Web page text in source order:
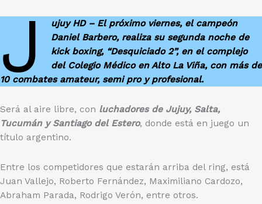
J
ujuy HD – El próximo viernes, el campeón
Daniel Barbero, realiza su segunda noche de
kick boxing, “Desquiciado 2”, en el complejo
del Colegio Médico en Alto La Viña, con más de
10 combates amateur, semi pro y profesional.
Será al aire libre, con luchadores de Jujuy, Salta,
Tucumán y Santiago del Estero, donde está en juego un
título argentino.
Entre los competidores que estarán arriba del ring, está
Juan Vallejo, Roberto Fernández, Maximiliano Cardozo,
Abraham Parada, Rodrigo Verón, entre otros.